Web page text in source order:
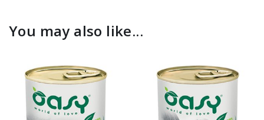
You may also like...